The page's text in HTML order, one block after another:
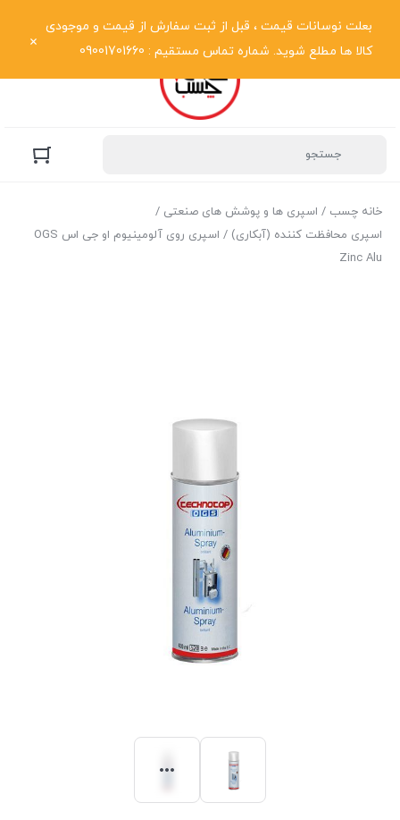
بعلت نوسانات قیمت ، قبل از ثبت سفارش از قیمت و موجودی
کالا ها مطلع شوید. شماره تماس مستقیم : 09001701660
خانه چسب / اسپری ها و پوشش های صنعتی /
اسپری محافظت کننده (آبکاری)
/ اسپری روی آلومینیوم او جی اس OGS
Zinc Alu